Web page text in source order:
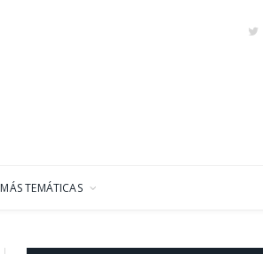
MÁS TEMÁTICAS